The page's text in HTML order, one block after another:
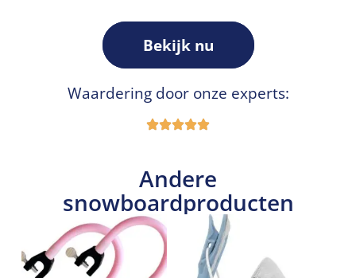
Bekijk nu
Waardering door onze experts:
Andere
snowboardproducten